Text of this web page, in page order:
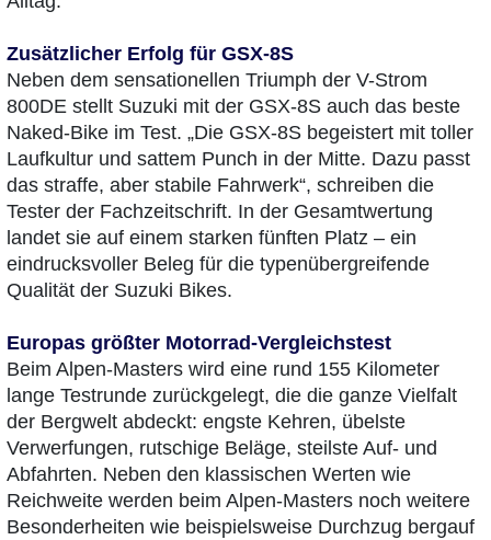
Zusätzlicher Erfolg für GSX-8S
Neben dem sensationellen Triumph der V-Strom
800DE stellt Suzuki mit der GSX-8S auch das beste
Naked-Bike im Test. „Die GSX-8S begeistert mit toller
Laufkultur und sattem Punch in der Mitte. Dazu passt
das straffe, aber stabile Fahrwerk“, schreiben die
Tester der Fachzeitschrift. In der Gesamtwertung
landet sie auf einem starken fünften Platz – ein
eindrucksvoller Beleg für die typenübergreifende
Qualität der Suzuki Bikes.
Europas größter Motorrad-Vergleichstest
Beim Alpen-Masters wird eine rund 155 Kilometer
lange Testrunde zurückgelegt, die die ganze Vielfalt
der Bergwelt abdeckt: engste Kehren, übelste
Verwerfungen, rutschige Beläge, steilste Auf- und
Abfahrten. Neben den klassischen Werten wie
Reichweite werden beim Alpen-Masters noch weitere
Besonderheiten wie beispielsweise Durchzug bergauf